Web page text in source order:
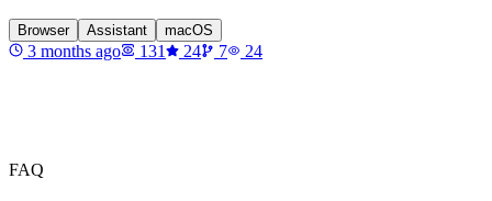
Browser Assistant macOS
3 months ago 131 24 7 24
FAQ